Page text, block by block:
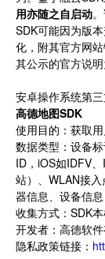
用亦随之自启动
SDK可能因为版
化，附其官方网
其公示的官方说明
安卓操作系统第
高德地图SDK
使用目的：获取
数据类型：设备
ID，iOS如IDFV
站）、WLAN接
器信息、设备信
收集方式：SDK
开发者：高德软
隐私政策链接：